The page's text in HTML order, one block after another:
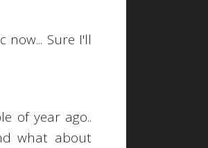
now... Sure I'll
of year ago..
what about